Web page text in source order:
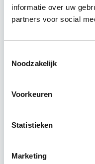
informatie over uw
partners voor social
Noodzakelijk
Voorkeuren
Statistieken
Marketing
Circulair bouwen is
2050 wil de